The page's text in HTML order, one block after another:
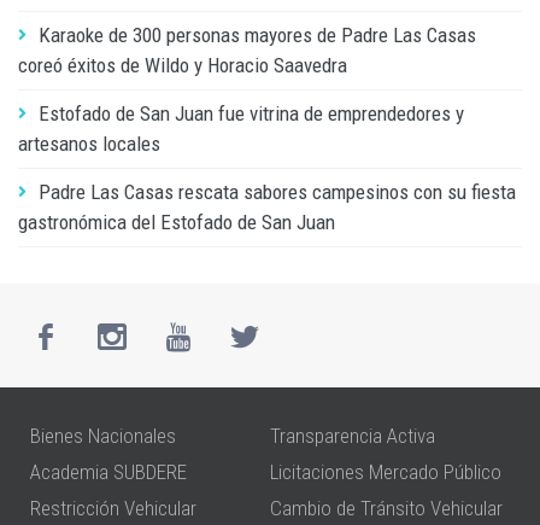
Karaoke de 300 personas mayores de Padre Las Casas
coreó éxitos de Wildo y Horacio Saavedra
Estofado de San Juan fue vitrina de emprendedores y
artesanos locales
Padre Las Casas rescata sabores campesinos con su fiesta
gastronómica del Estofado de San Juan
Bienes Nacionales
Academia SUBDERE
Restricción Vehicular
Transparencia Activa
Licitaciones Mercado Público
Cambio de Tránsito Vehicular